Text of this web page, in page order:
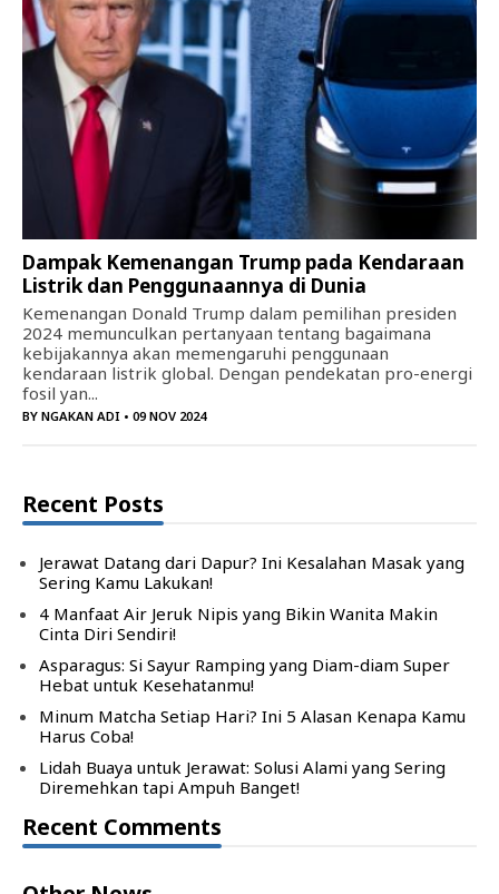
Dampak Kemenangan Trump pada Kendaraan
Listrik dan Penggunaannya di Dunia
Kemenangan Donald Trump dalam pemilihan presiden
2024 memunculkan pertanyaan tentang bagaimana
kebijakannya akan memengaruhi penggunaan
kendaraan listrik global. Dengan pendekatan pro-energi
fosil yan...
BY NGAKAN ADI • 09 NOV 2024
Recent Posts
Jerawat Datang dari Dapur? Ini Kesalahan Masak yang
Sering Kamu Lakukan!
4 Manfaat Air Jeruk Nipis yang Bikin Wanita Makin
Cinta Diri Sendiri!
Asparagus: Si Sayur Ramping yang Diam-diam Super
Hebat untuk Kesehatanmu!
Minum Matcha Setiap Hari? Ini 5 Alasan Kenapa Kamu
Harus Coba!
Lidah Buaya untuk Jerawat: Solusi Alami yang Sering
Diremehkan tapi Ampuh Banget!
Recent Comments